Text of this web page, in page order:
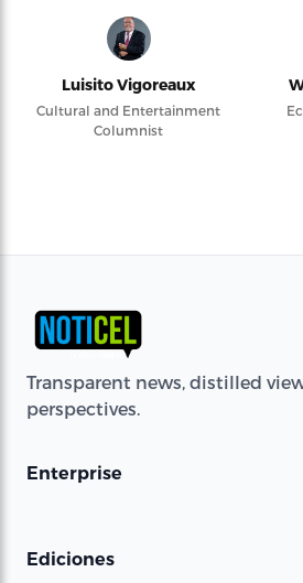
Luisito Vigoreaux
Cultural and Entertainment
Columnist
Transparent news, distilled
perspectives.
Enterprise
Ediciones